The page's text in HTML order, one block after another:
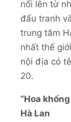
nổi lên từ
đấu tranh
trung tâm
nhất thế
nội địa có
20.
“Hoa
Hà Lan